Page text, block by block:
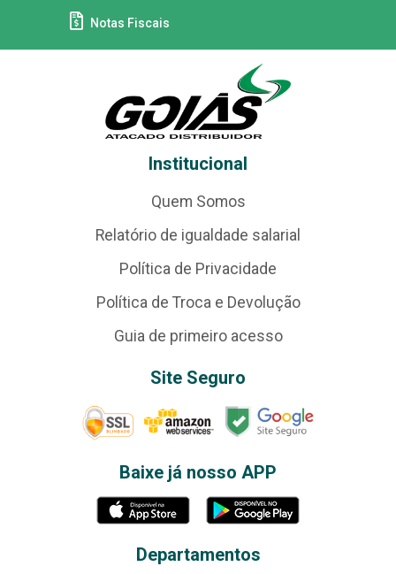
Notas Fiscais
Institucional
Quem Somos
Relatório de igualdade salarial
Política de Privacidade
Política de Troca e Devolução
Guia de primeiro acesso
Site Seguro
Baixe já nosso APP
Departamentos